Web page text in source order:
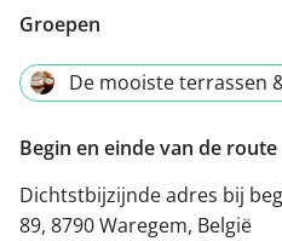
Groepen
De mooiste terrassen
Begin en einde van de route
Dichtstbijzijnde adres bij
89, 8790 Waregem, België